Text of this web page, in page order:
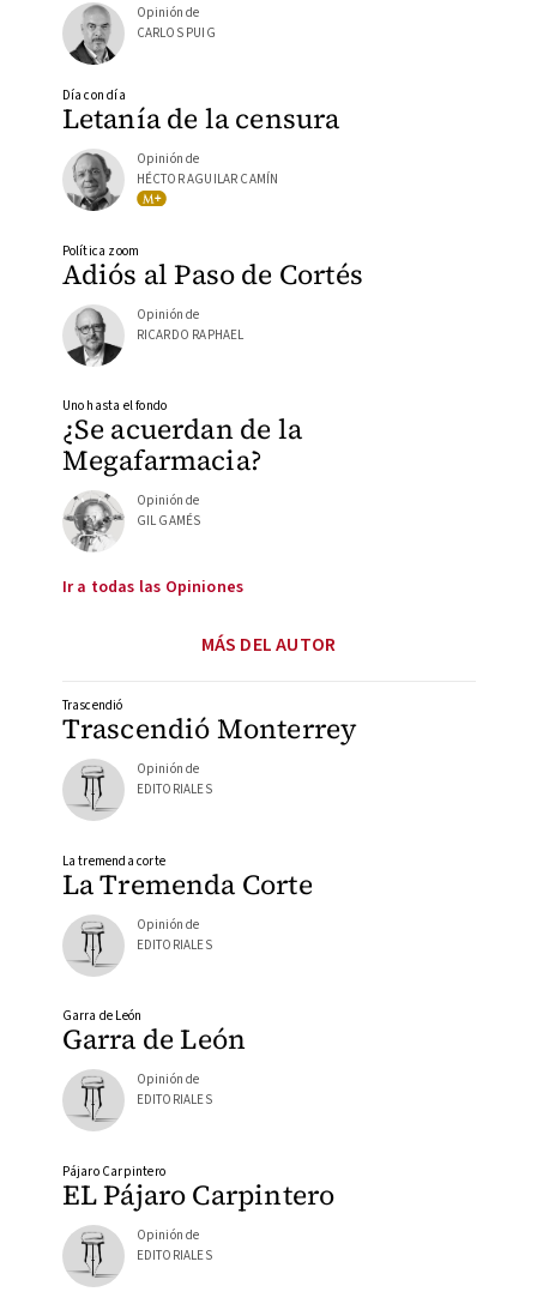
Opinión de
CARLOS PUIG
Letanía de la censura
Día con día
Opinión de
HÉCTOR AGUILAR CAMÍN
Adiós al Paso de Cortés
Política zoom
Opinión de
RICARDO RAPHAEL
¿Se acuerdan de la
Megafarmacia?
Uno hasta el fondo
Opinión de
GIL GAMÉS
Ir a todas las Opiniones
MÁS DEL AUTOR
Trascendió Monterrey
Trascendió
Opinión de
EDITORIALES
La Tremenda Corte
La tremenda corte
Opinión de
EDITORIALES
Garra de León
Garra de León
Opinión de
EDITORIALES
EL Pájaro Carpintero
Pájaro Carpintero
Opinión de
EDITORIALES